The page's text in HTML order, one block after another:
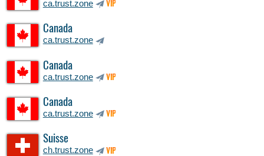
ca.trust.zone VIP
Canada
ca.trust.zone
Canada
ca.trust.zone VIP
Canada
ca.trust.zone VIP
Suisse
ch.trust.zone VIP